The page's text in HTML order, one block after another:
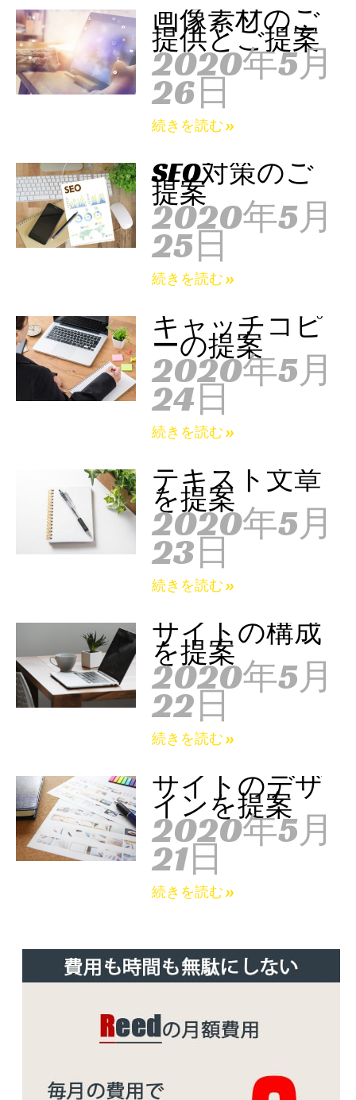
画像素材のご
提供とご提案
2020年5月
26日
続きを読む »
SEO対策のご
提案
2020年5月
25日
続きを読む »
キャッチコピ
ーの提案
2020年5月
24日
続きを読む »
テキスト文章
を提案
2020年5月
23日
続きを読む »
サイトの構成
を提案
2020年5月
22日
続きを読む »
サイトのデザ
インを提案
2020年5月
21日
続きを読む »